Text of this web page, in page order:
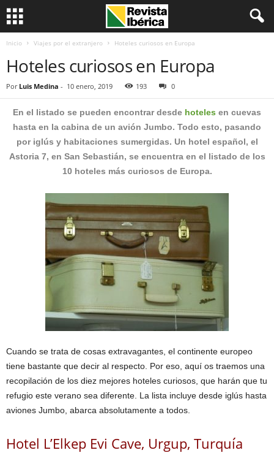
Inicio Viajes por el extranjero Hoteles curiosos en Europa
Hoteles curiosos en Europa
Por Luis Medina - 10 enero, 2019 193 0
En el listado se pueden encontrar desde hoteles en cuevas
hasta en la cabina de un avión Jumbo. Todo esto, pasando
por iglús y habitaciones sumergidas. Un hotel español, el
Astoria 7, en San Sebastián, se encuentra en el listado de los
10 hoteles más curiosos de Europa.
Cuando se trata de cosas extravagantes, el continente europeo
tiene bastante que decir al respecto. Por eso, aquí os traemos una
recopilación de los diez mejores hoteles curiosos, que harán que tu
refugio este verano sea diferente. La lista incluye desde iglús hasta
aviones Jumbo, abarca absolutamente a todos.
Hotel L’Elkep Evi Cave, Urgup, Turquía